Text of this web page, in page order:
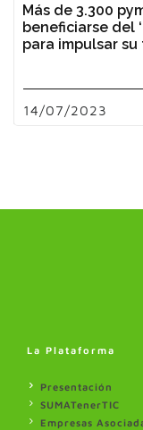
Más de 3.300
beneficiarse del
para impulsar
14/07/2023
La Plataforma
Presentación
SUMATenerTIC
Empresas